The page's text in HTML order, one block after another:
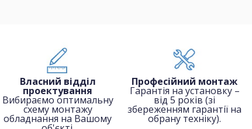
Власний відділ
проектування
Вибираємо оптимальну
схему монтажу
обладнання на Вашому
Професійний монтаж
Гарантія на установку –
від 5 років (зі
збереженням гарантії на
обрану техніку).